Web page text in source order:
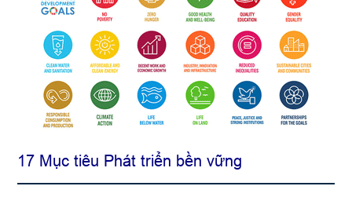
17 Mục tiêu Phát triển bền vững